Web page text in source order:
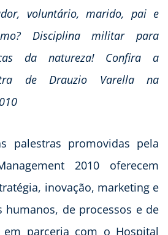
voluntário, marido, pai e
Disciplina militar para
da natureza! Confira a
de Drauzio Varella na
palestras promovidas pela
2010 oferecem
inovação, marketing e
humanos, de processos e de
em parceria com o Hospital